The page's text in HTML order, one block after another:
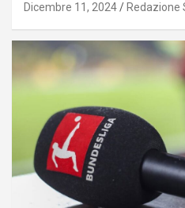
Dicembre 11, 2024 Redazione